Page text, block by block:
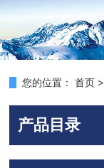
您的位置： 首页 >
产品目录